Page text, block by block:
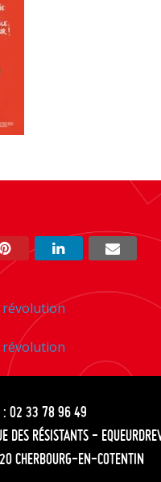
révolution
révolution
: 02 33 78 96 49
DES RÉSISTANTS -
CHERBOURG-EN-COTENTIN